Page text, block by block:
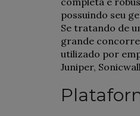
possuindo seu
Se tratando de
grande
utilizado por
Juniper,